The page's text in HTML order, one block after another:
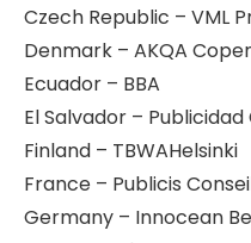
Czech Republic – VML
Denmark – AKQA
Ecuador – BBA
El Salvador –
Finland – TBWAHelsinki
France – Publicis
Germany – Innocean